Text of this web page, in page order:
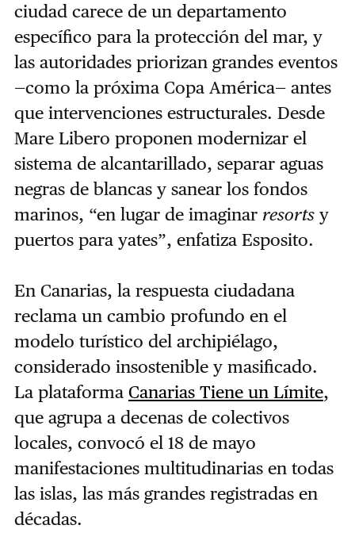
ciudad carece de un departamento
específico para la protección del mar, y
las autoridades priorizan grandes eventos
—como la próxima Copa América— antes
que intervenciones estructurales. Desde
Mare Libero proponen modernizar el
sistema de alcantarillado, separar aguas
negras de blancas y sanear los fondos
marinos, “en lugar de imaginar resortsy
puertos para yates”, enfatiza Esposito.
En Canarias, la respuesta ciudadana
reclama un cambio profundo en el
modelo turístico del archipiélago,
considerado insostenible y masificado.
La plataforma Canarias Tiene un Límite,
que agrupa a decenas de colectivos
locales, convocó el 18 de mayo
manifestaciones multitudinarias en todas
las islas, las más grandes registradas en
décadas.